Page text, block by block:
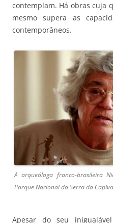
contemplam. Há obras cuja
mesmo supera as
contemporâneos.
A arqueóloga franco-brasileira
Parque Nacional da Serra da
Apesar do seu